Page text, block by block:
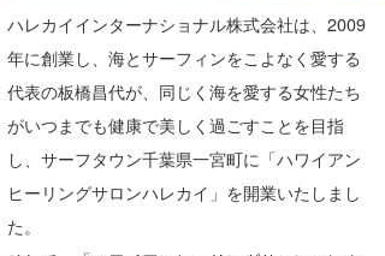
ハレカイインターナショナル株式会社は、2009
年に創業し、海とサーフィンをこよなく愛する
代表の板橋昌代が、同じく海を愛する女性たち
がいつまでも健康で美しく過ごすことを目指
し、サーフタウン千葉県一宮町に「ハワイアン
ヒーリングサロンハレカイ」を開業いたしまし
た。